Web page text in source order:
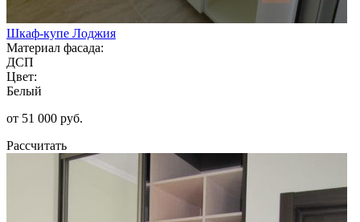
Шкаф-купе Лоджия
Материал фасада:
ДСП
Цвет:
Белый
от 51 000 руб.
Рассчитать